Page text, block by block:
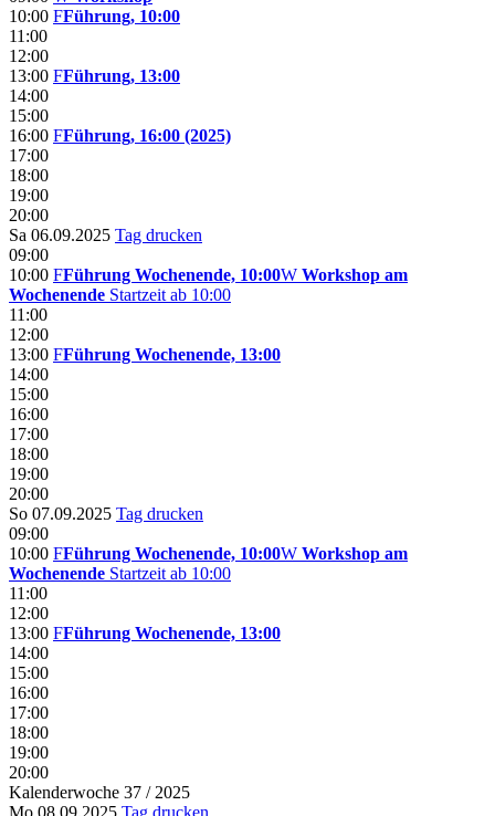
10:00 FFührung, 10:00
11:00
12:00
13:00 FFührung, 13:00
14:00
15:00
16:00 FFührung, 16:00 (2025)
17:00
18:00
19:00
20:00
Sa 06.09.2025 Tag drucken
09:00
10:00 FFührung Wochenende, 10:00W Workshop am
Wochenende Startzeit ab 10:00
11:00
12:00
13:00 FFührung Wochenende, 13:00
14:00
15:00
16:00
17:00
18:00
19:00
20:00
So 07.09.2025 Tag drucken
09:00
10:00 FFührung Wochenende, 10:00W Workshop am
Wochenende Startzeit ab 10:00
11:00
12:00
13:00 FFührung Wochenende, 13:00
14:00
15:00
16:00
17:00
18:00
19:00
20:00
Kalenderwoche 37 / 2025